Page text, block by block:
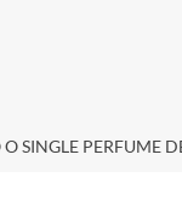
SINGLE PERFUME